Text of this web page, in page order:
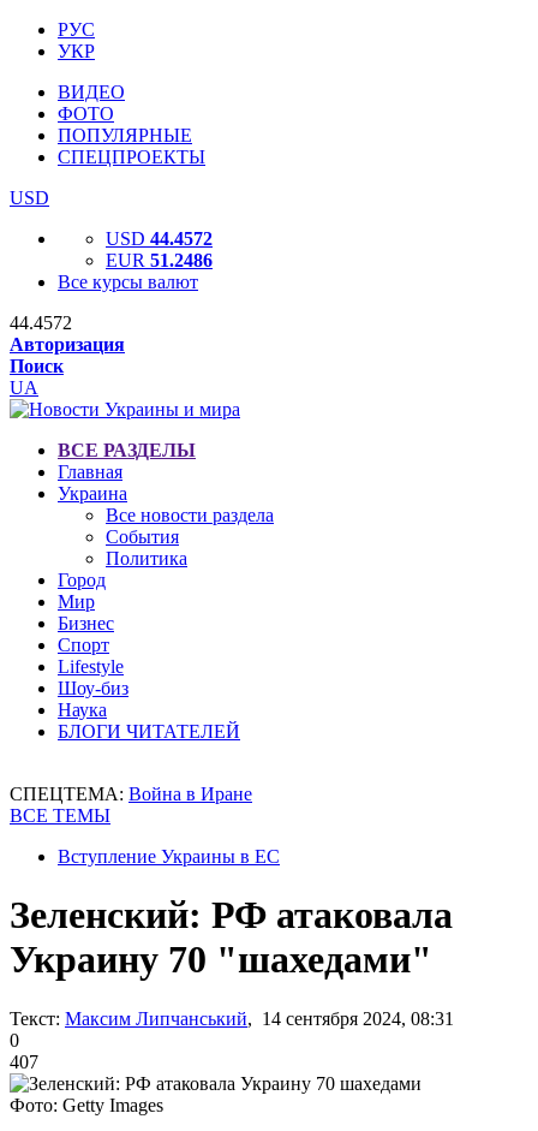
РУС
УКР
ВИДЕО
ФОТО
ПОПУЛЯРНЫЕ
СПЕЦПРОЕКТЫ
USD
USD 44.4572
EUR 51.2486
Все курсы валют
44.4572
Авторизация
Поиск
UA
ВСЕ РАЗДЕЛЫ
Главная
Украина
Все новости раздела
События
Политика
Город
Мир
Бизнес
Спорт
Lifestyle
Шоу-биз
Наука
БЛОГИ ЧИТАТЕЛЕЙ
СПЕЦТЕМА: Война в Иране
ВСЕ ТЕМЫ
Вступление Украины в ЕС
Зеленский: РФ атаковала
Украину 70 "шахедами"
Текст: Максим Липчанський, 14 сентября 2024, 08:31
0
407
Фото: Getty Images